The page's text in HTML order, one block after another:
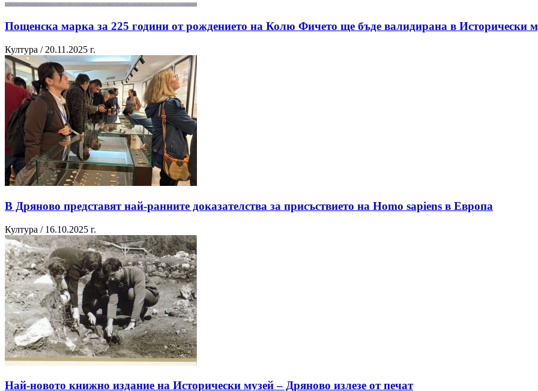
Пощенска марка за 225 години от рождението на Колю Фичето ще бъде валидирана в Исторически
Култура / 20.11.2025 г.
В Дряново представят най-ранните доказателства за присъствието на Homo sapiens в Европа
Култура / 16.10.2025 г.
Най-новото книжно издание на Исторически музей – Дряново излезе от печат